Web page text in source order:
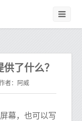
了什么？
者：阿威
幕，也可以写